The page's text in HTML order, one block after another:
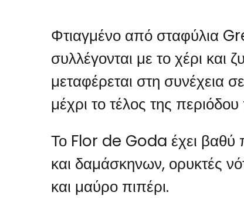
Φτιαγμένο από σταφύλια
συλλέγονται με το χέρι και
μεταφέρεται στη συνέχεια
μέχρι το τέλος της
Το Flor de Goda έχει βαθύ
και δαμάσκηνων, ορυκτές
και μαύρο πιπέρι.